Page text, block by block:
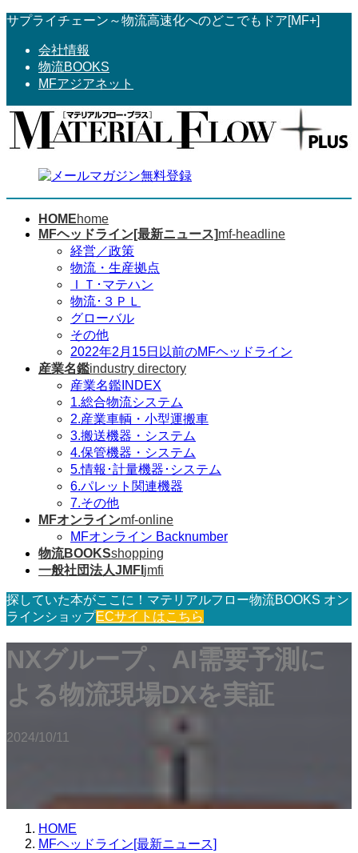
コ
へ
ス
ナ
ョ
ン
サプライチェーン～物流高速化へのどこでもドア[MF+]
会社情報
物流BOOKS
MFアジアネット
HOMEhome
MFヘッドライン[最新ニュース]mf-headline
経営／政策
物流・生産拠点
ＩＴ･マテハン
物流･３ＰＬ
グローバル
その他
2022年2月15日以前のMFヘッドライン
産業名鑑industry directory
産業名鑑INDEX
1.総合物流システム
2.産業車輌・小型運搬車
3.搬送機器・システム
4.保管機器・システム
5.情報･計量機器･システム
6.パレット関連機器
7.その他
MFオンラインmf-online
MFオンライン Backnumber
物流BOOKSshopping
一般社団法人JMFI jmfi
探していた本がここに！マテリアルフロー物流BOOKS オン
ラインショップECサイトはこちら
NXグループ、AI需要予測に
よる物流現場DXを実証
2024/10/11
HOME
MFヘッドライン[最新ニュース]